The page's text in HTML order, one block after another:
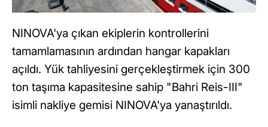
NINOVA'ya çıkan ekiplerin kontrollerini
tamamlamasının ardından hangar kapakları
açıldı. Yük tahliyesini gerçekleştirmek için 300
ton taşıma kapasitesine sahip "Bahri Reis-III"
isimli nakliye gemisi NINOVA'ya yanaştırıldı.